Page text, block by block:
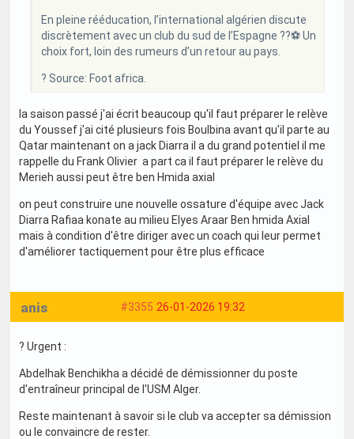
En pleine rééducation, l’international algérien discute
discrètement avec un club du sud de l’Espagne ??⚽ Un
choix fort, loin des rumeurs d’un retour au pays.
? Source: Foot africa.
la saison passé j'ai écrit beaucoup qu'il faut préparer le relève
du Youssef j'ai cité plusieurs fois Boulbina avant qu'il parte au
Qatar maintenant on a jack Diarra il a du grand potentiel il me
rappelle du Frank Olivier a part ca il faut préparer le relève du
Merieh aussi peut être ben Hmida axial
on peut construire une nouvelle ossature d'équipe avec Jack
Diarra Rafiaa konate au milieu Elyes Araar Ben hmida Axial
mais à condition d'être diriger avec un coach qui leur permet
d'améliorer tactiquement pour être plus efficace
#3355 26-01-2026 19:32
anis
? Urgent :
Abdelhak Benchikha a décidé de démissionner du poste
d'entraîneur principal de l'USM Alger.
Reste maintenant à savoir si le club va accepter sa démission
ou le convaincre de rester.